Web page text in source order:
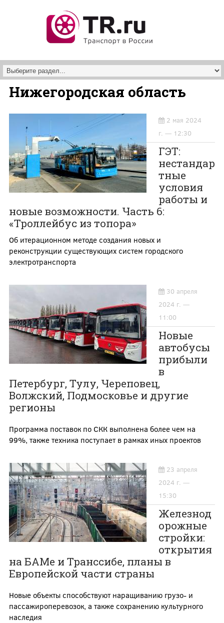
Нижегородская область
2 мая 2024
г. — 12:30
ГЭТ:
нестандар
тные
условия
работы и
новые возможности. Часть 6:
«Троллейбус из топора»
Об итерационном методе создания новых и
реконструкции существующих систем городского
электротранспорта
30 апреля
2024 г. —
11:00
Новые
автобусы
прибыли
в
Петербург, Тулу, Череповец,
Волжский, Подмосковье и другие
регионы
Программа поставок по СКК выполнена более чем на
99%, также техника поступает в рамках иных проектов
23 апреля
2024 г. —
15:30
Железнод
орожные
стройки:
открытия
на БАМе и Транссибе, планы в
Европейской части страны
Новые объекты способствуют наращиванию грузо- и
пассажироперевозок, а также сохранению культурного
наследия